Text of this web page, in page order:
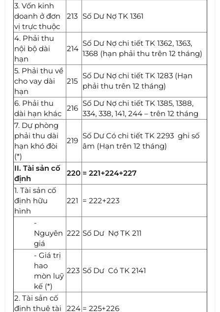
3. Vốn kinh
doanh ở đơn
vị trực thuộc
213 Số Dư Nợ TK 1361
4. Phải thu
nội bộ dài
hạn
214
Số Dư Nợ chi tiết TK 1362, 1363,
1368 (hạn phải thu trên 12 tháng)
5. Phải thu về
cho vay dài
hạn
215
Số Dư Nợ chi tiết TK 1283 (Hạn
phải thu trên 12 tháng)
6. Phải thu
dài hạn khác
216
Số Dư Nợ chi tiết TK 1385, 1388,
334, 338, 141, 244 – trên 12 tháng
7. Dự phòng
phải thu dài
hạn khó đòi
(*)
219
Số Dư Có chi tiết TK 2293 ghi số
âm (Hạn trên 12 tháng)
II. Tài sản cố
định
220 = 221+224+227
1. Tài sản cố
định hữu
hình
221 = 222+223
-
Nguyên
giá
222 Số Dư Nợ TK 211
- Giá trị
hao
mòn luỹ
kế (*)
223 Số Dư Có TK 2141
2. Tài sản cố
định thuê tài
224 = 225+226